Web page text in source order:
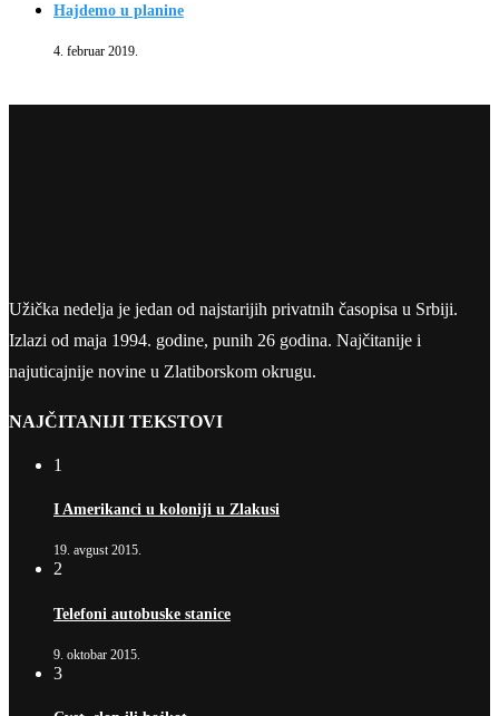
Hajdemo u planine
4. februar 2019.
Užička nedelja je jedan od najstarijih privatnih časopisa u Srbiji.
Izlazi od maja 1994. godine, punih 26 godina. Najčitanije i
najuticajnije novine u Zlatiborskom okrugu.
NAJČITANIJI TEKSTOVI
1
I Amerikanci u koloniji u Zlakusi
19. avgust 2015.
2
Telefoni autobuske stanice
9. oktobar 2015.
3